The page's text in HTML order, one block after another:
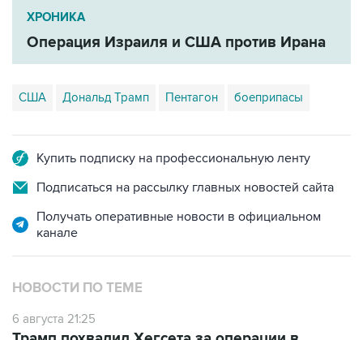
ХРОНИКА
Операция Израиля и США против Ирана
США Дональд Трамп Пентагон боеприпасы
Купить подписку на профессиональную ленту
Подписаться на рассылку главных новостей сайта
Получать оперативные новости в официальном
канале
НОВОСТИ ПО ТЕМЕ
6 августа 21:25